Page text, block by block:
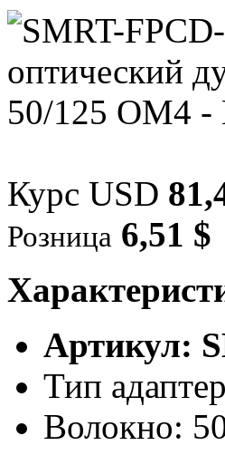
Курс USD
Розница 6,51 $
Артикул:
Тип
Волокно: